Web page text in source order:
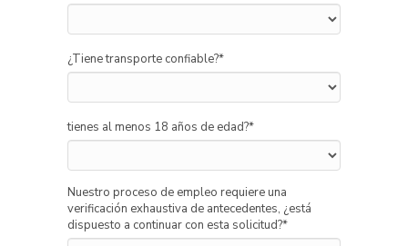
¿Tiene transporte confiable?*
tienes al menos 18 años de edad?*
Nuestro proceso de empleo requiere una
verificación exhaustiva de antecedentes, ¿está
dispuesto a continuar con esta solicitud?*